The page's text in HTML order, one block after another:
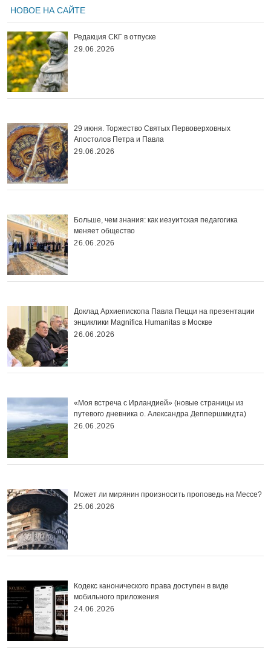
НОВОЕ НА САЙТЕ
Редакция СКГ в отпуске
29.06.2026
29 июня. Торжество Святых Первоверховных
Апостолов Петра и Павла
29.06.2026
Больше, чем знания: как иезуитская педагогика
меняет общество
26.06.2026
Доклад Архиепископа Павла Пецци на презентации
энциклики Magnifica Нumanitas в Москве
26.06.2026
«Моя встреча с Ирландией» (новые страницы из
путевого дневника о. Александра Деппершмидта)
26.06.2026
Может ли мирянин произносить проповедь на Мессе?
25.06.2026
Кодекс канонического права доступен в виде
мобильного приложения
24.06.2026